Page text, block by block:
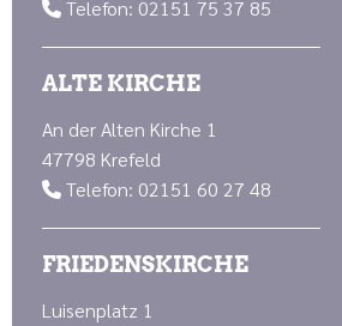
 Telefon: 02151 75 37 85
ALTE KIRCHE
An der Alten Kirche 1
47798 Krefeld
 Telefon: 02151 60 27 48
FRIEDENSKIRCHE
Luisenplatz 1